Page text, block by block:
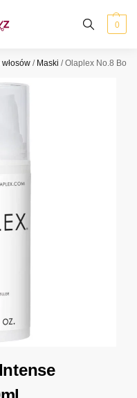
0
/ Maski /Olaplex No.8